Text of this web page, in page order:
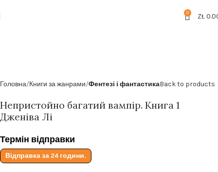
0 ZŁ
Головна Книги за жанрами Фентезі і фантастикаBack to products
Непристойно багатий вампір. Книга 1
Дженіва Лі
Термін відправки
Відправка за 24 години.